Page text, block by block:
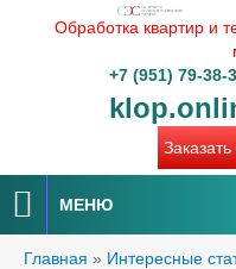
Обработка квартир и
+7 (951) 79-38-
МЕНЮ
Главная » Интересные